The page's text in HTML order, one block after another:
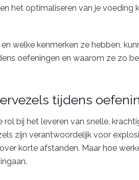
het optimaliseren van je voeding
welke kenmerken ze hebben,
oefeningen en waarom ze zo
tijdens
bij het leveren van snelle,
zijn verantwoordelijk voor
korte afstanden. Maar hoe